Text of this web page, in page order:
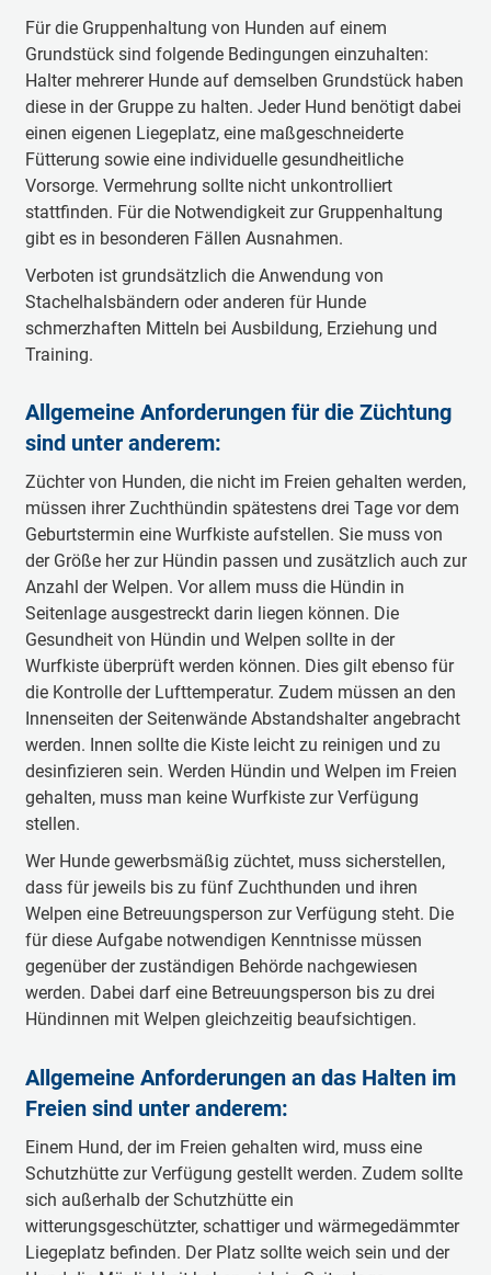
Für die Gruppenhaltung von Hunden auf einem
Grundstück sind folgende Bedingungen einzuhalten:
Halter mehrerer Hunde auf demselben Grundstück haben
diese in der Gruppe zu halten. Jeder Hund benötigt dabei
einen eigenen Liegeplatz, eine maßgeschneiderte
Fütterung sowie eine individuelle gesundheitliche
Vorsorge. Vermehrung sollte nicht unkontrolliert
stattfinden. Für die Notwendigkeit zur Gruppenhaltung
gibt es in besonderen Fällen Ausnahmen.
Verboten ist grundsätzlich die Anwendung von
Stachelhalsbändern oder anderen für Hunde
schmerzhaften Mitteln bei Ausbildung, Erziehung und
Training.
Allgemeine Anforderungen für die Züchtung
sind unter anderem:
Züchter von Hunden, die nicht im Freien gehalten werden,
müssen ihrer Zuchthündin spätestens drei Tage vor dem
Geburtstermin eine Wurfkiste aufstellen. Sie muss von
der Größe her zur Hündin passen und zusätzlich auch zur
Anzahl der Welpen. Vor allem muss die Hündin in
Seitenlage ausgestreckt darin liegen können. Die
Gesundheit von Hündin und Welpen sollte in der
Wurfkiste überprüft werden können. Dies gilt ebenso für
die Kontrolle der Lufttemperatur. Zudem müssen an den
Innenseiten der Seitenwände Abstandshalter angebracht
werden. Innen sollte die Kiste leicht zu reinigen und zu
desinfizieren sein. Werden Hündin und Welpen im Freien
gehalten, muss man keine Wurfkiste zur Verfügung
stellen.
Wer Hunde gewerbsmäßig züchtet, muss sicherstellen,
dass für jeweils bis zu fünf Zuchthunden und ihren
Welpen eine Betreuungsperson zur Verfügung steht. Die
für diese Aufgabe notwendigen Kenntnisse müssen
gegenüber der zuständigen Behörde nachgewiesen
werden. Dabei darf eine Betreuungsperson bis zu drei
Hündinnen mit Welpen gleichzeitig beaufsichtigen.
Allgemeine Anforderungen an das Halten im
Freien sind unter anderem:
Einem Hund, der im Freien gehalten wird, muss eine
Schutzhütte zur Verfügung gestellt werden. Zudem sollte
sich außerhalb der Schutzhütte ein
witterungsgeschützter, schattiger und wärmegedämmter
Liegeplatz befinden. Der Platz sollte weich sein und der